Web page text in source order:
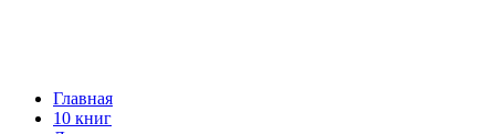
Главная
10 книг